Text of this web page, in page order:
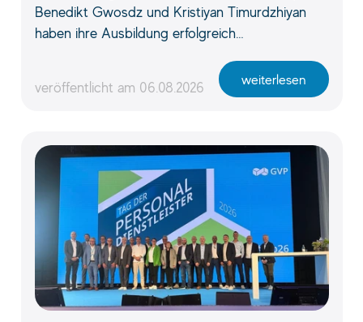
Benedikt Gwosdz und Kristiyan Timurdzhiyan
haben ihre Ausbildung erfolgreich…
veröffentlicht am 06.08.2026 weiterlesen